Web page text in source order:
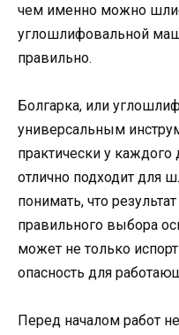
чем именно можно
углошлифовальной
правильно.
Болгарка, или
универсальным
практически у
отлично подходит для
понимать, что
правильного выбора
может не только
опасность для
Перед началом работ